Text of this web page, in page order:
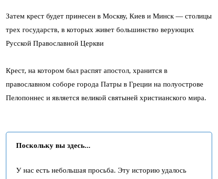
Затем крест будет принесен в Москву, Киев и Минск — столицы
трех государств, в которых живет большинство верующих
Русской Православной Церкви
Крест, на котором был распят апостол, хранится в
православном соборе города Патры в Греции на полуострове
Пелопоннес и является великой святыней христианского мира.
Поскольку вы здесь...
У нас есть небольшая просьба. Эту историю удалось